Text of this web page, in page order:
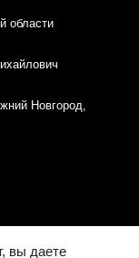
области
Новгород,
вы даете